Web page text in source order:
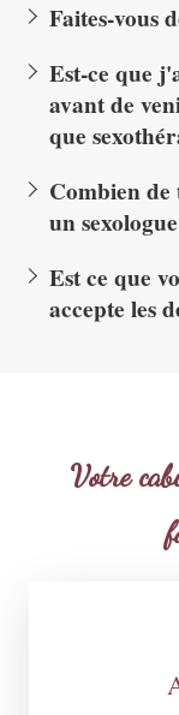
Faites-vous
Est-ce que
avant de
que
Combien de
un
Est ce que
accepte les
Votre